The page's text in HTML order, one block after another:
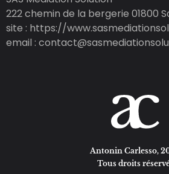
222 chemin de la bergerie 01800
site : https://
email :
Antonin Carlesso,
Tous droits